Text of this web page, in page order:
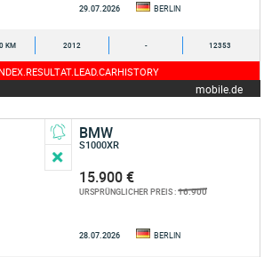
29.07.2026 BERLIN
KM 2012 - 12353
mobile.de
BMW
S1000XR
15.900 €
URSPRÜNGLICHER PREIS :16.900
28.07.2026 BERLIN